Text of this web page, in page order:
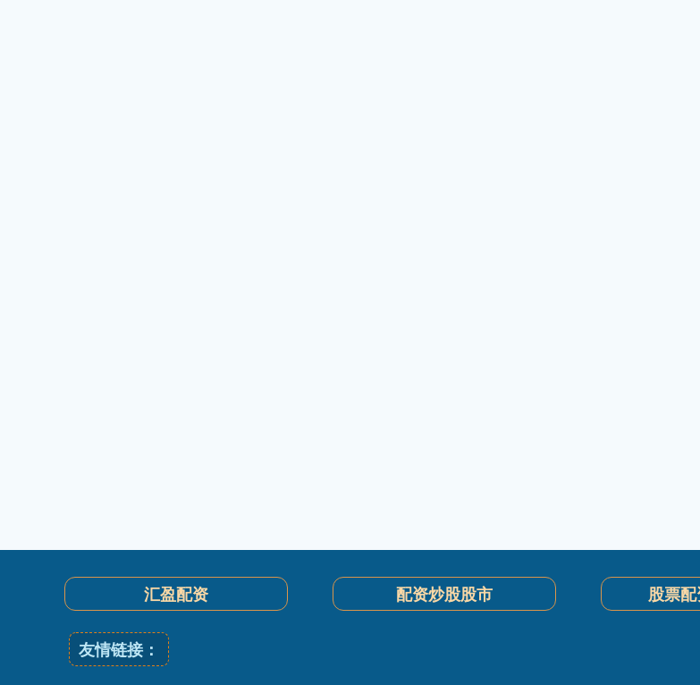
汇盈配资 配资炒股股市 股票
友情链接：